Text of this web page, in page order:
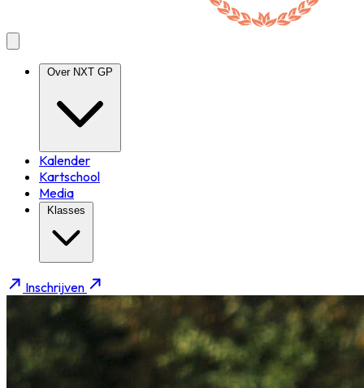
Over NXT GP
Kalender
Kartschool
Media
Klasses
Inschrijven